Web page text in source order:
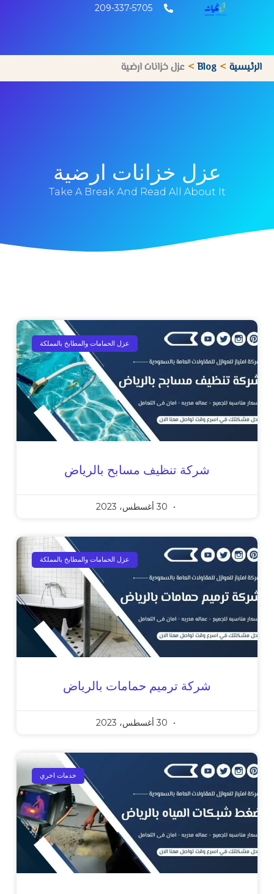
209-337-5705
الرئيسية Blog عزل خزانات ارضية
عزل خزانات ارضية
Take A Break And Read All About It
عزل الحمامات والمطابخ بالمملكة
شركة تنظيف مسابح بالرياض
عزل الحمامات والمطابخ بالمملكة
شركة ترميم حمامات بالرياض
خدمات اخري